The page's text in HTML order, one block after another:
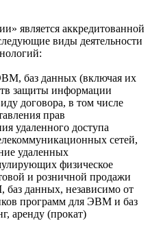
является аккредитованной
виды деятельности
баз данных (включая их
защиты информации
договора, в том числе
прав
удаленного доступа
сетей,
удаленных
физическое
и розничной продажи
данных, независимо от
программ для ЭВМ и баз
аренду (прокат)